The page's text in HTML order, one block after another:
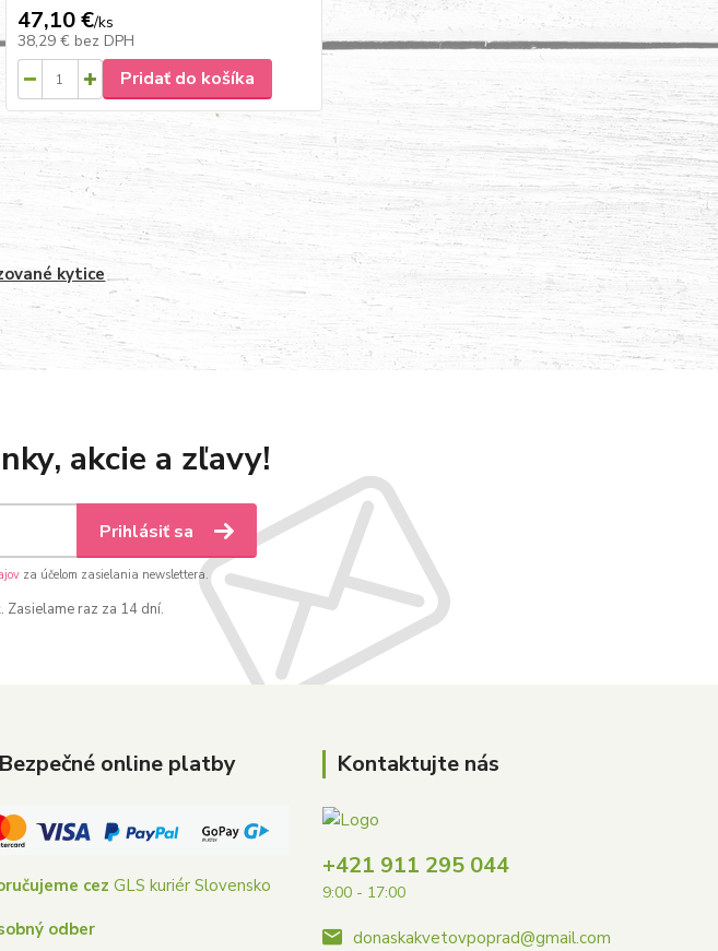
47,10 €/ks
38,29 € bez DPH
Pridať do košíka
kytice
akcie a zľavy!
Prihlásiť sa
za účelom zasielania newslettera.
raz za 14 dní.
Bezpečné online platby
cez GLS kuriér Slovensko
odber
Kontaktujte nás
+421 911 295 044
9:00 - 17:00
donaskakvetovpoprad@gmail.com